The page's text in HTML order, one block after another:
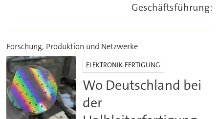
Geschäftsführung:
Forschung, Produktion und Netzwerke
ELEKTRONIK-FERTIGUNG
Wo Deutschland bei
der